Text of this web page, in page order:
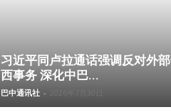
习近平同卢拉通话强调反对外
西事务 深化中巴...
巴中通讯社 - 2026年7月30日